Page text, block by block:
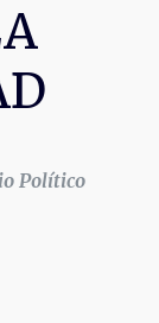
Político